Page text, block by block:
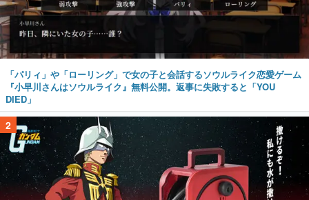
「パリィ」や「ローリング」で女の子と会話するソウルライク恋愛ゲーム
『小早川さんはソウルライク』無料公開。返事に失敗すると「YOU
DIED」
2